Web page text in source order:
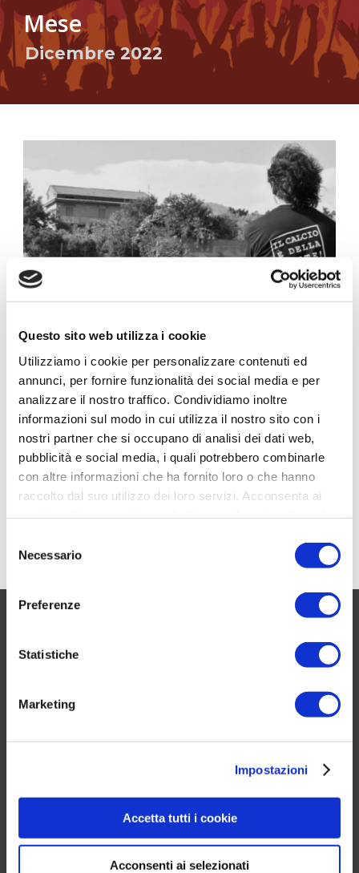
Questo sito web utilizza i cookie
Utilizziamo i cookie per personalizzare contenuti ed
annunci, per fornire funzionalità dei social media e per
analizzare il nostro traffico. Condividiamo inoltre
informazioni sul modo in cui utilizza il nostro sito con i
nostri partner che si occupano di analisi dei dati web,
pubblicità e social media, i quali potrebbero combinarle
con altre informazioni che ha fornito loro o che hanno
raccolto dal suo utilizzo dei loro servizi. Acconsenta ai
delNecessario
Preferenze
Statistiche
Marketing
Impostazioni
Accetta tutti i cookie
Acconsenti ai selezionati
Mese
Dicembre 2022
REDAZIONE CF 16 12 2022 0
Tifosi e partecipazione popolare: i modelli
diffusi in Europa
La partecipazione attiva dei tifosi nella proprietà e nei
processi di governance dei club ha assunto in Europa forme
e modalità differenti collegate ai diversi contesti culturali,
legislativi e storici,...
quanto viene aggiornato senza alcuna periodicità. Non può
pertanto considerarsi un prodotto editoriale ai sensi della legge
loro pubblicazione violasse eventuali diritti d'autore, vogliate
comunicarlo via email a redazione@communityfootball.it e
saranno immediatamente rimossi.